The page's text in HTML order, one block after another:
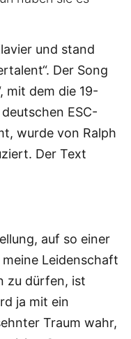
und stand
Der Song
mit dem die 19-
ESC-
wurde von Ralph
Der Text
auf so einer
Leidenschaft
zu dürfen, ist
ja mit ein
Traum wahr,